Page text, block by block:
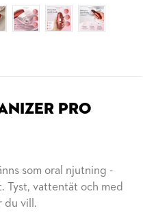
PRO
som oral njutning -
Tyst, vattentät och med
du vill.